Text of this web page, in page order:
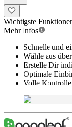
Wichtigste
Mehr Infos
Schnelle und
Wähle aus
Erstelle Dir
Optimale
Volle Kontrolle